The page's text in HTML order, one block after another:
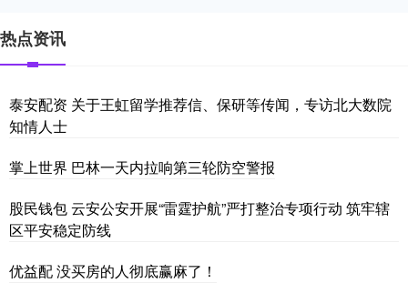
热点资讯
泰安配资 关于王虹留学推荐信、保研等传闻，专访北大数院
知情人士
掌上世界 巴林一天内拉响第三轮防空警报
股民钱包 云安公安开展“雷霆护航”严打整治专项行动 筑牢辖
区平安稳定防线
优益配 没买房的人彻底赢麻了！